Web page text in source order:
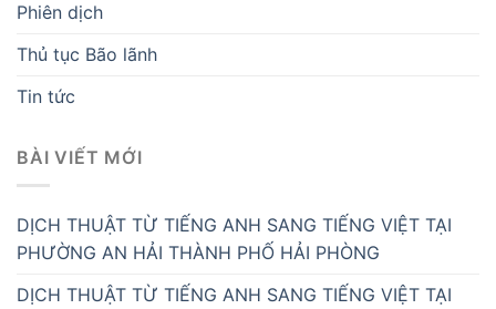
Phiên dịch
Thủ tục Bão lãnh
Tin tức
BÀI VIẾT MỚI
DỊCH THUẬT TỪ TIẾNG ANH SANG TIẾNG VIỆT TẠI
PHƯỜNG AN HẢI THÀNH PHỐ HẢI PHÒNG
DỊCH THUẬT TỪ TIẾNG ANH SANG TIẾNG VIỆT TẠI